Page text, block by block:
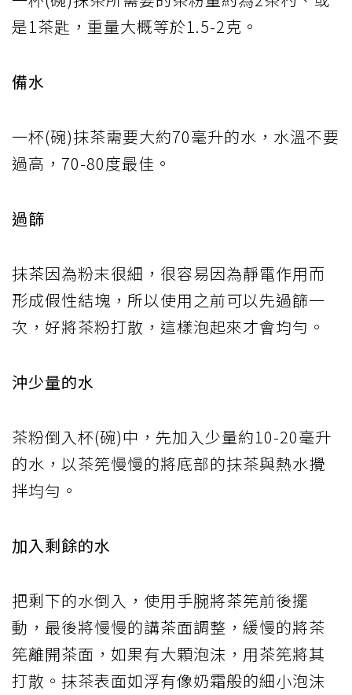
是1茶匙，重量大概等於1.5-2克。
備水
一杯(碗)抹茶需要大約70毫升的水，水溫不要
過高，70-80度最佳。
過篩
抹茶因為粉末很細，很容易因為靜電作用而
形成假性結塊，所以使用之前可以先過篩一
次，好將茶粉打散，這樣泡起來才會均勻。
沖少量的水
茶粉倒入杯(碗)中，先加入少量約10-20毫升
的水，以茶筅慢慢的將底部的抹茶與熱水攪
拌均勻。
加入剩餘的水
把剩下的水倒入，使用手腕將茶筅前後擺
動，最後將慢慢的講茶面調整，緩慢的將茶
筅離開茶面，如果有大顆泡沫，用茶筅將其
打散。抹茶表面如浮有像奶霜般的細小泡沫